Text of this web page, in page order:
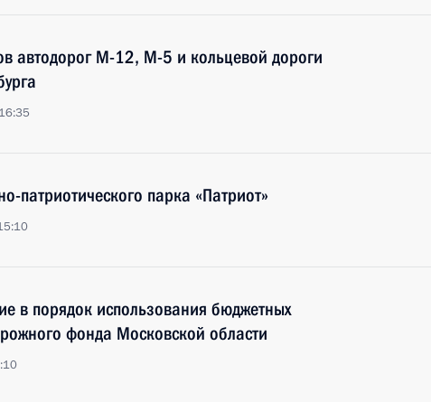
автодорог М-12, М-5 и кольцевой дороги
патриотического парка «Патриот»
в порядок использования бюджетных
фонда Московской области